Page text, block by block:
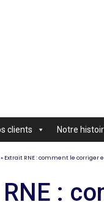
clients Notre
» Extrait RNE : comment le corriger
: